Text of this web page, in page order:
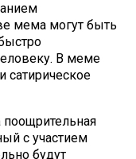
мема могут быть
В меме
с участием
будут